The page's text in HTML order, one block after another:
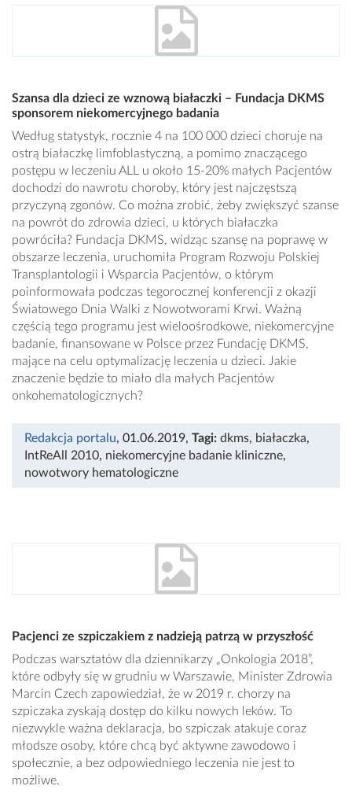
Szansa dla dzieci ze wznową białaczki – Fundacja DKMS
sponsorem niekomercyjnego badania
Według statystyk, rocznie 4 na 100 000 dzieci choruje na
ostrą białaczkę limfoblastyczną, a pomimo znaczącego
postępu w leczeniu ALL u około 15-20% małych Pacjentów
dochodzi do nawrotu choroby, który jest najczęstszą
przyczyną zgonów. Co można zrobić, żeby zwiększyć szanse
na powrót do zdrowia dzieci, u których białaczka
powróciła? Fundacja DKMS, widząc szansę na poprawę w
obszarze leczenia, uruchomiła Program Rozwoju Polskiej
Transplantologii i Wsparcia Pacjentów, o którym
poinformowała podczas tegorocznej konferencji z okazji
Światowego Dnia Walki z Nowotworami Krwi. Ważną
częścią tego programu jest wieloośrodkowe, niekomercyjne
badanie, finansowane w Polsce przez Fundację DKMS,
mające na celu optymalizację leczenia u dzieci. Jakie
znaczenie będzie to miało dla małych Pacjentów
onkohematologicznych?
Redakcja portalu, 01.06.2019, Tagi: dkms, białaczka,
IntReAll 2010, niekomercyjne badanie kliniczne,
nowotwory hematologiczne
Pacjenci ze szpiczakiem z nadzieją patrzą w przyszłość
Podczas warsztatów dla dziennikarzy „Onkologia 2018”,
które odbyły się w grudniu w Warszawie, Minister Zdrowia
Marcin Czech zapowiedział, że w 2019 r. chorzy na
szpiczaka zyskają dostęp do kilku nowych leków. To
niezwykle ważna deklaracja, bo szpiczak atakuje coraz
młodsze osoby, które chcą być aktywne zawodowo i
społecznie, a bez odpowiedniego leczenia nie jest to
możliwe.